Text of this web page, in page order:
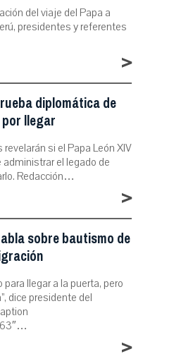
del viaje del Papa a
presidentes y referentes
>
diplomática de
llegar
si el Papa León XIV
el legado de
Redacción…
>
sobre bautismo de
llegar a la puerta, pero
dice presidente del
>